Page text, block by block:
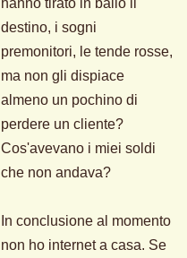
destino, i sogni
premonitori, le tende rosse,
ma non gli dispiace
almeno un pochino di
perdere un cliente?
Cos'avevano i miei soldi
che non andava?
In conclusione al momento
non ho internet a casa. Se